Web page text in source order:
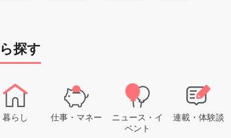
探す
暮らし 仕事・マネー
ニュース・イ
ベント
連載・体験談